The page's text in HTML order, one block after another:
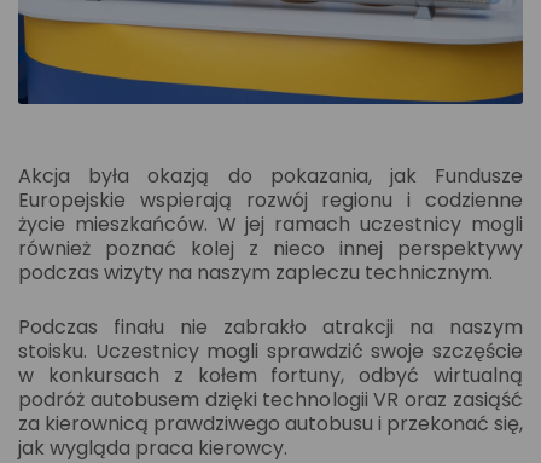
Akcja była okazją do pokazania, jak Fundusze
Europejskie wspierają rozwój regionu i codzienne
życie mieszkańców. W jej ramach uczestnicy mogli
również poznać kolej z nieco innej perspektywy
podczas wizyty na naszym zapleczu technicznym.
Podczas finału nie zabrakło atrakcji na naszym
stoisku. Uczestnicy mogli sprawdzić swoje szczęście
w konkursach z kołem fortuny, odbyć wirtualną
podróż autobusem dzięki technologii VR oraz zasiąść
za kierownicą prawdziwego autobusu i przekonać się,
jak wygląda praca kierowcy.